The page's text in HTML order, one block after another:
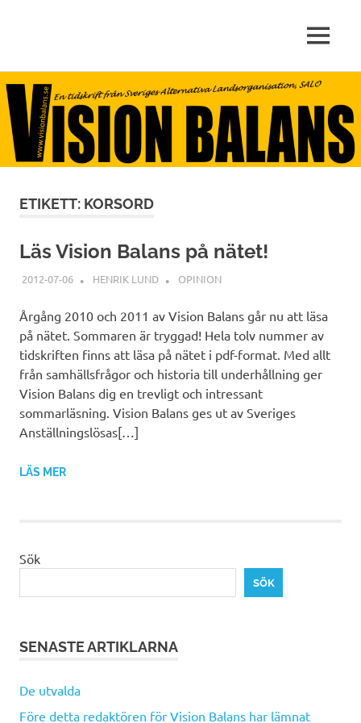
till
innehåll
miljö
MENY
ETIKETT: KORSORD
Läs Vision Balans på nätet!
2012-07-06 HENRIK LUND OPINION
Årgång 2010 och 2011 av Vision Balans går nu att läsa
på nätet. Sommaren är tryggad! Hela tolv nummer av
tidskriften finns att läsa på nätet i pdf-format. Med allt
från samhällsfrågor och historia till underhållning ger
Vision Balans dig en trevligt och intressant
sommarläsning. Vision Balans ges ut av Sveriges
Anställningslösas[…]
LÄS MER
Sök
SÖK
SENASTE ARTIKLARNA
De utvalda
Före detta redaktören för Vision Balans har lämnat